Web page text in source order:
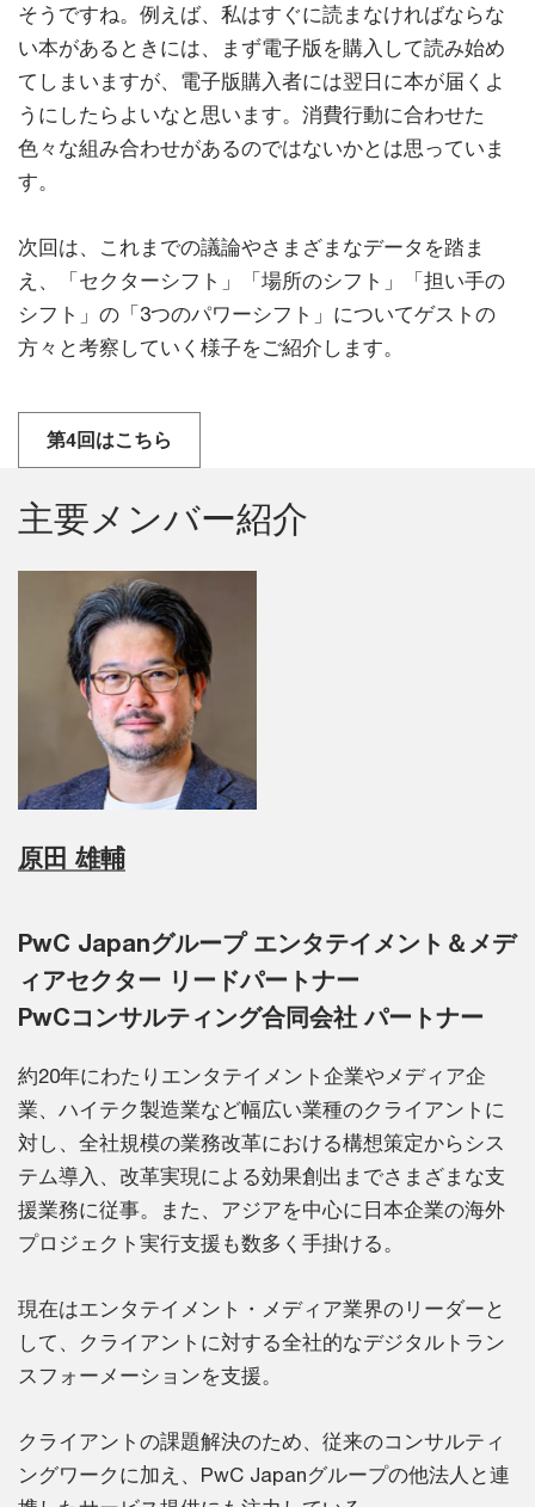
そうですね。例えば、私はすぐに読まなければならな
い本があるときには、まず電子版を購入して読み始め
てしまいますが、電子版購入者には翌日に本が届くよ
うにしたらよいなと思います。消費行動に合わせた
色々な組み合わせがあるのではないかとは思っていま
す。
次回は、これまでの議論やさまざまなデータを踏ま
え、「セクターシフト」「場所のシフト」「担い手の
シフト」の「3つのパワーシフト」についてゲストの
方々と考察していく様子をご紹介します。
第4回はこちら
主要メンバー紹介
原田 雄輔
PwC Japanグループ エンタテイメント＆メデ
ィアセクター リードパートナー
PwCコンサルティング合同会社 パートナー
約20年にわたりエンタテイメント企業やメディア企
業、ハイテク製造業など幅広い業種のクライアントに
対し、全社規模の業務改革における構想策定からシス
テム導入、改革実現による効果創出までさまざまな支
援業務に従事。また、アジアを中心に日本企業の海外
プロジェクト実行支援も数多く手掛ける。
現在はエンタテイメント・メディア業界のリーダーと
して、クライアントに対する全社的なデジタルトラン
スフォーメーションを支援。
クライアントの課題解決のため、従来のコンサルティ
ングワークに加え、PwC Japanグループの他法人と連